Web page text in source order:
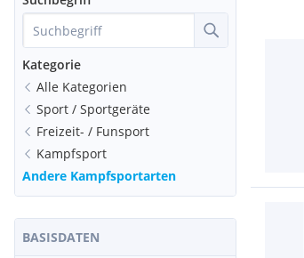
Kategorie
Alle Kategorien
Sport / Sportgeräte
Freizeit- / Funsport
Kampfsport
Andere Kampfsportarten
BASISDATEN